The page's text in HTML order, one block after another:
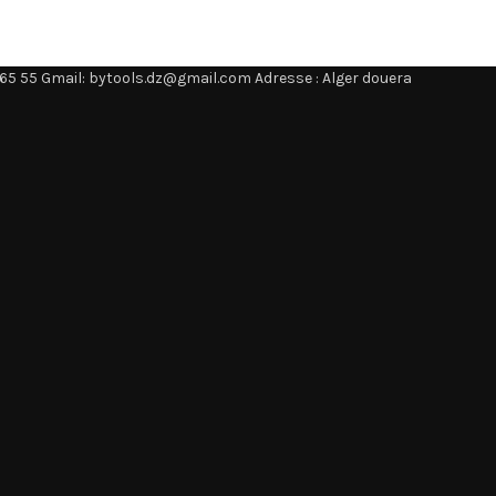
55 Gmail: bytools.dz@gmail.com Adresse : Alger douera